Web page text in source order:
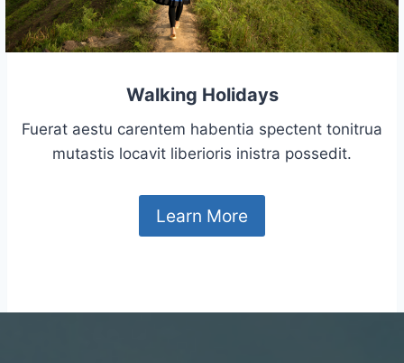
Walking Holidays
Fuerat aestu carentem habentia spectent tonitrua
mutastis locavit liberioris inistra possedit.
Learn More